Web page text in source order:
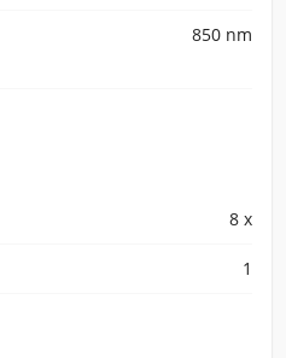
850 nm
8 x
1